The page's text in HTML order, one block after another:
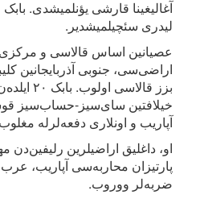
لیدری سئچیلمیشدیر.
عصیانین اساس قالاسی و مرکزی
اراضی‌سی، جنوبی آذربایجانین
بزز
خیلافتین سای‌سیز-حساب‌سیز
آپاریب و اونلاری دفعه‌لرله
او، داغلیق اراضیلرین رلیفین‌دن
پارتیزان محاربه‌سی آپاریب،
ضربه‌لر ووروب.